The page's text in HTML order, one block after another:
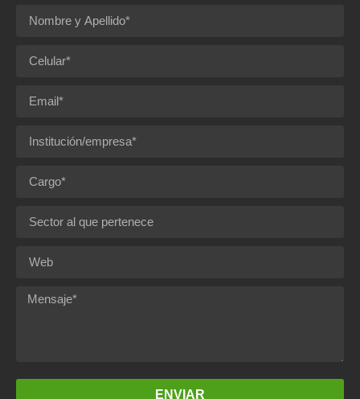
ENVIAR